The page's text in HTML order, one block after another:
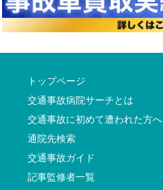
トップページ
交通事故病院サーチとは
交通事故に初めて遭われた方へ
通院先検索
交通事故ガイド
記事監修者一覧